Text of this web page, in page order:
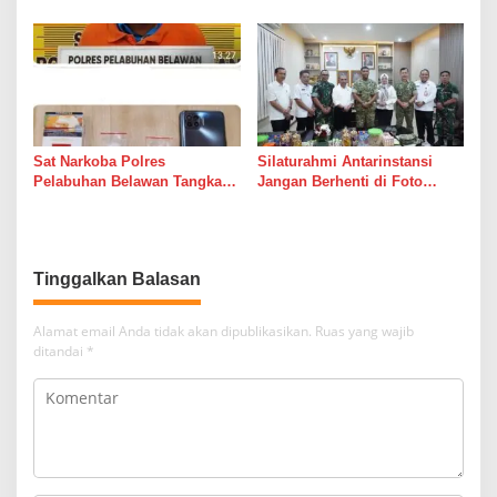
Sungai
dari Janji Banyak Orang
Sat Narkoba Polres
Pelabuhan Belawan Tangkap
Silaturahmi Antarinstansi
Jangan Berhenti di Foto
Tinggalkan Balasan
Alamat email Anda tidak akan dipublikasikan. Ruas yang wajib
ditandai *